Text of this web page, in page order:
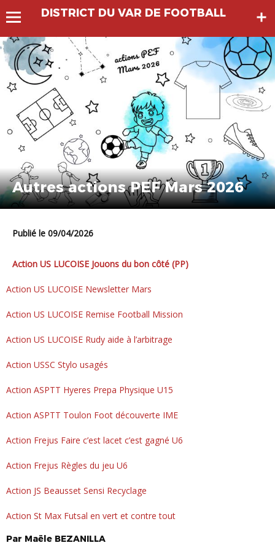
DISTRICT DU VAR DE FOOTBALL
Autres actions PEF Mars 2026
Publié le 09/04/2026
Action US LUCOISE Jouons du bon côté (PP)
Action US LUCOISE Newsletter Mars
Action US LUCOISE Remise Football Mission
Action US LUCOISE Rudy aide à l’arbitrage
Action USSC Stylo usagés
Action ASPTT Hyeres Prepa Physique U15
Action ASPTT Toulon Foot découverte IME
Action Frejus Faire c’est lacet c’est gagné U6
Action Frejus Règles du jeu U6
Action JS Beausset Sensi Recyclage
Action St Max Futsal en vert et contre tout
Par Maële BEZANILLA